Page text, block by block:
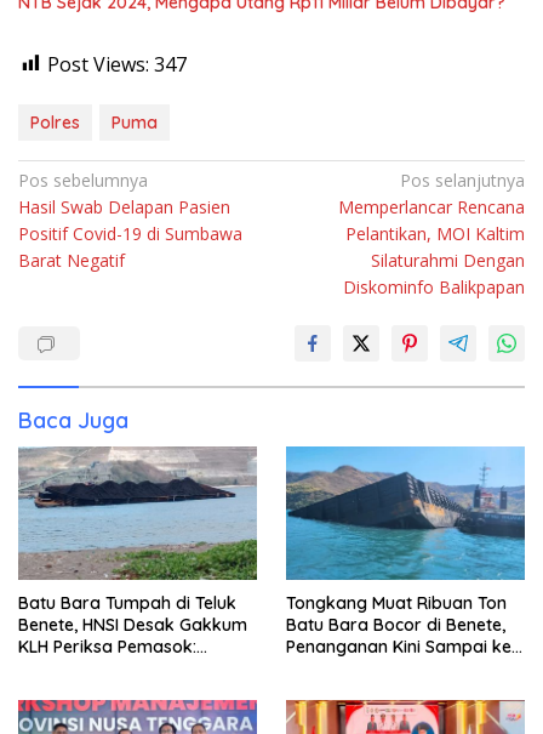
Post Views: 347
Polres Puma
Navigasi
pos
Pos sebelumnya
Hasil Swab Delapan Pasien
Positif Covid-19 di Sumbawa
Barat Negatif
Pos selanjutnya
Memperlancar Rencana
Pelantikan, MOI Kaltim
Silaturahmi Dengan
Diskominfo Balikpapan
Baca Juga
Batu Bara Tumpah di Teluk
Benete, HNSI Desak Gakkum
KLH Periksa Pemasok:
Tongkang Muat Ribuan Ton
Batu Bara Bocor di Benete,
Penanganan Kini Sampai ke